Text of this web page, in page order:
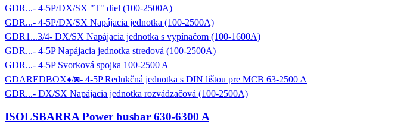
GDR...- 4-5P/DX/SX "T" diel (100-2500A)
GDR...- 4-5P/DX/SX Napájacia jednotka (100-2500A)
GDR1...3/4- DX/SX Napájacia jednotka s vypínačom (100-1600A)
GDR...- 4-5P Napájacia jednotka stredová (100-2500A)
GDR...- 4-5P Svorková spojka 100-2500 A
GDAREDBOX♦/◙- 4-5P Redukčná jednotka s DIN lištou pre MCB 63-2500 A
GDR...- DX/SX Napájacia jednotka rozvádzačová (100-2500A)
ISOLSBARRA Power busbar 630-6300 A